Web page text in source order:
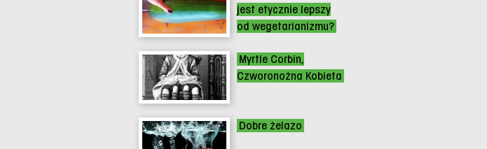
jest etycznie lepszy
od wegetarianizmu?
Myrtle Corbin,
Czworonożna Kobieta
Dobre żelazo